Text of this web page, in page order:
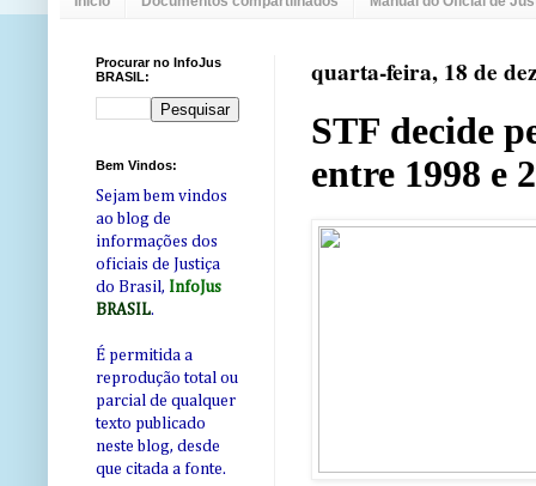
quarta-feira, 18 de
STF decide
entre 1998 e
Procurar no InfoJus
BRASIL:
Bem Vindos:
Sejam bem vindos
ao blog de
informações dos
oficiais de Justiça
do Brasil, InfoJus
BRASIL.
É permitida a
reprodução total ou
parcial de qualquer
texto publicado
neste blog, desde
que citada a fonte.